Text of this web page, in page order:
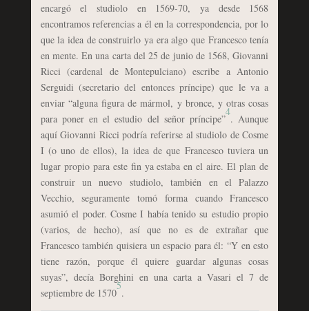
encargó el studiolo en 1569-70, ya desde 1568
encontramos referencias a él en la correspondencia, por lo
que la idea de construirlo ya era algo que Francesco tenía
en mente. En una carta del 25 de junio de 1568, Giovanni
Ricci (cardenal de Montepulciano) escribe a Antonio
Serguidi (secretario del entonces príncipe) que le va a
enviar “alguna figura de mármol, y bronce, y otras cosas
para poner en el estudio del señor príncipe”
4
. Aunque
aquí Giovanni Ricci podría referirse al studiolo de Cosme
I (o uno de ellos), la idea de que Francesco tuviera un
lugar propio para este fin ya estaba en el aire. El plan de
construir un nuevo studiolo, también en el Palazzo
Vecchio, seguramente tomó forma cuando Francesco
asumió el poder. Cosme I había tenido su estudio propio
(varios, de hecho), así que no es de extrañar que
Francesco también quisiera un espacio para él: “Y en esto
tiene razón, porque él quiere guardar algunas cosas
suyas”, decía Borghini en una carta a Vasari el 7 de
septiembre de 1570
5
.